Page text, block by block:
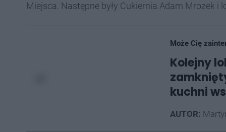
Miejsca. Następne były Cukiernia Adam Mrozek i
Może Cię
Kolejny
kuchni
AUTOR: